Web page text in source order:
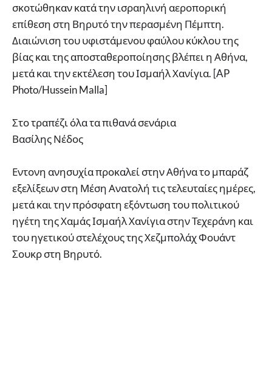
σκοτώθηκαν κατά την ισραηλινή αεροπορική
επίθεση στη Βηρυτό την περασμένη Πέμπτη.
Διαιώνιση του υφιστάμενου φαύλου κύκλου της
βίας και της αποσταθεροποίησης βλέπει η Αθήνα,
μετά και την εκτέλεση του Ισμαήλ Χανίγια. [AP
Photo/Hussein Malla]
Στο τραπέζι όλα τα πιθανά σενάρια
Βασίλης Νέδος
Εντονη ανησυχία προκαλεί στην Αθήνα το μπαράζ
εξελίξεων στη Μέση Ανατολή τις τελευταίες ημέρες,
μετά και την πρόσφατη εξόντωση του πολιτικού
ηγέτη της Χαμάς Ισμαήλ Χανίγια στην Τεχεράνη και
του ηγετικού στελέχους της Χεζμπολάχ Φουάντ
Σουκρ στη Βηρυτό.